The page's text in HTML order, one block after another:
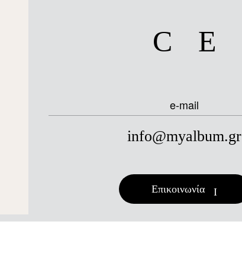
Το πιο
Το photobook αποτελεί ένα υπέροχο
δώρο για κάθε περίσταση που θα έχεις
e-mail
info@myalbum.gr
Επικοινωνία